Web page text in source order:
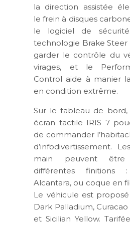
la direction assistée
le frein à disques
le logiciel de
technologie Brake
garder le contrôle du
virages, et le
Control aide à manier
en condition extrême.
Sur le tableau de
écran tactile IRIS 7
de commander
d’infodivertissement.
main peuvent être
différentes finitions
Alcantara, ou coque en
Le véhicule est
Dark Palladium,
et Sicilian Yellow.